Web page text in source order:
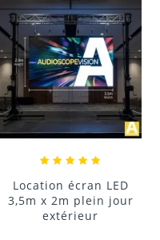
Location écran LED
3,5m x 2m plein jour
extérieur